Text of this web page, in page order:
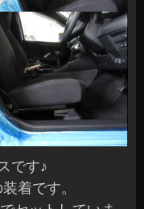
です♪
着です。